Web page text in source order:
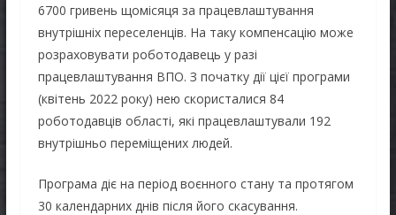
6700 гривень щомісяця за працевлаштування
внутрішніх переселенців. На таку компенсацію може
розраховувати роботодавець у разі
працевлаштування ВПО. З початку дії цієї програми
(квітень 2022 року) нею скористалися 84
роботодавців області, які працевлаштували 192
внутрішньо переміщених людей.
Програма діє на період воєнного стану та протягом
30 календарних днів після його скасування.